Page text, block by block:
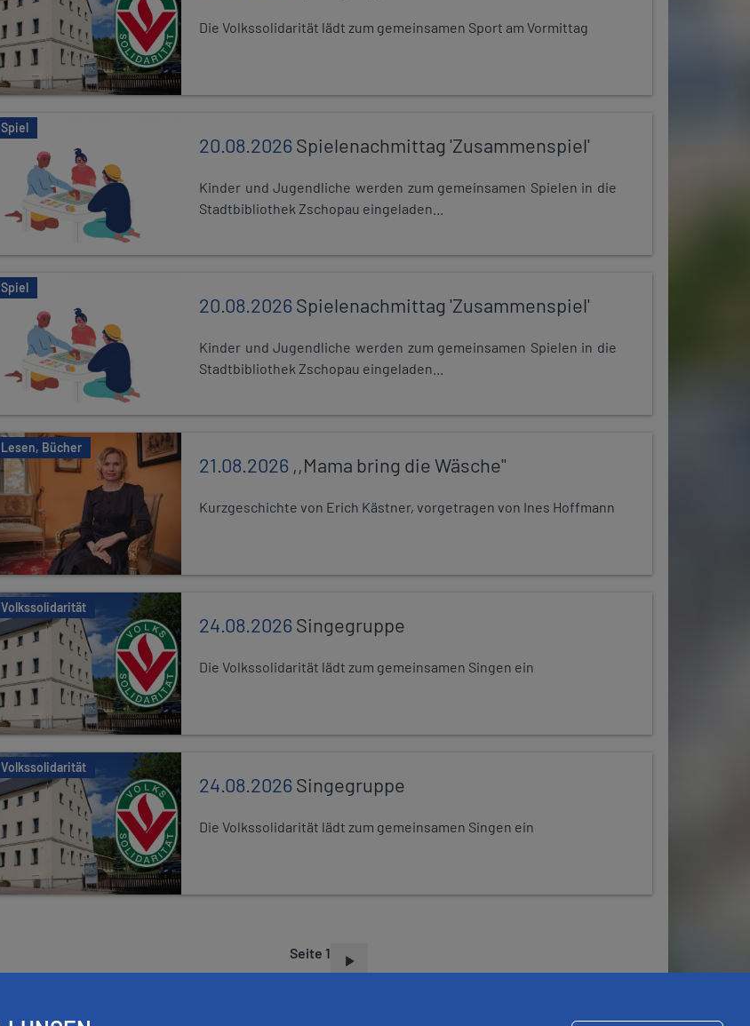
Die Volkssolidarität lädt zum gemeinsamen Sport am Vormittag
Spiel
20.08.2026Spielenachmittag 'Zusammenspiel'
Kinder und Jugendliche werden zum gemeinsamen Spielen in die
Stadtbibliothek Zschopau eingeladen...
Spiel
20.08.2026Spielenachmittag 'Zusammenspiel'
Kinder und Jugendliche werden zum gemeinsamen Spielen in die
Stadtbibliothek Zschopau eingeladen...
Lesen, Bücher
21.08.2026 ,,Mama bring die Wäsche"
Kurzgeschichte von Erich Kästner, vorgetragen von Ines Hoffmann
Volkssolidarität
24.08.2026Singegruppe
Die Volkssolidarität lädt zum gemeinsamen Singen ein
Volkssolidarität
24.08.2026Singegruppe
Die Volkssolidarität lädt zum gemeinsamen Singen ein
Seite 1